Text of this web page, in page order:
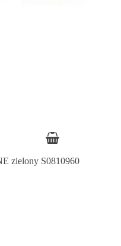
zielony S0810960